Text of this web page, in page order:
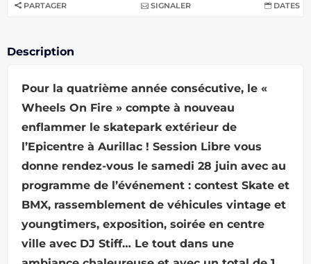
PARTAGER SIGNALER DATES
Description
Pour la quatrième année consécutive, le «
Wheels On Fire » compte à nouveau
enflammer le skatepark extérieur de
l’Epicentre à Aurillac ! Session Libre vous
donne rendez-vous le samedi 28 juin avec au
programme de l’événement : contest Skate et
BMX, rassemblement de véhicules vintage et
youngtimers, exposition, soirée en centre
ville avec DJ Stiff… Le tout dans une